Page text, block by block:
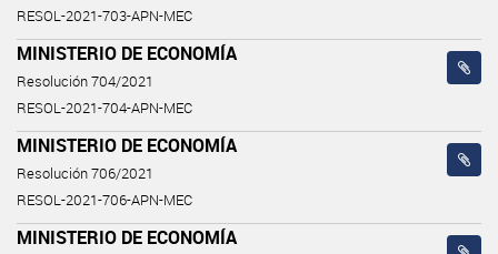
RESOL-2021-703-APN-MEC
MINISTERIO DE ECONOMÍA
Resolución 704/2021
RESOL-2021-704-APN-MEC
MINISTERIO DE ECONOMÍA
Resolución 706/2021
RESOL-2021-706-APN-MEC
MINISTERIO DE ECONOMÍA